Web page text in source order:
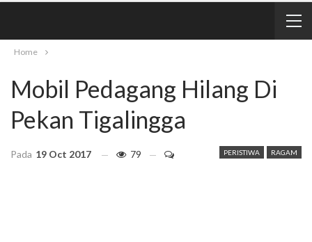
Home
Mobil Pedagang Hilang Di
Pekan Tigalingga
PERISTIWA RAGAM
Pada 19 Oct 2017 79